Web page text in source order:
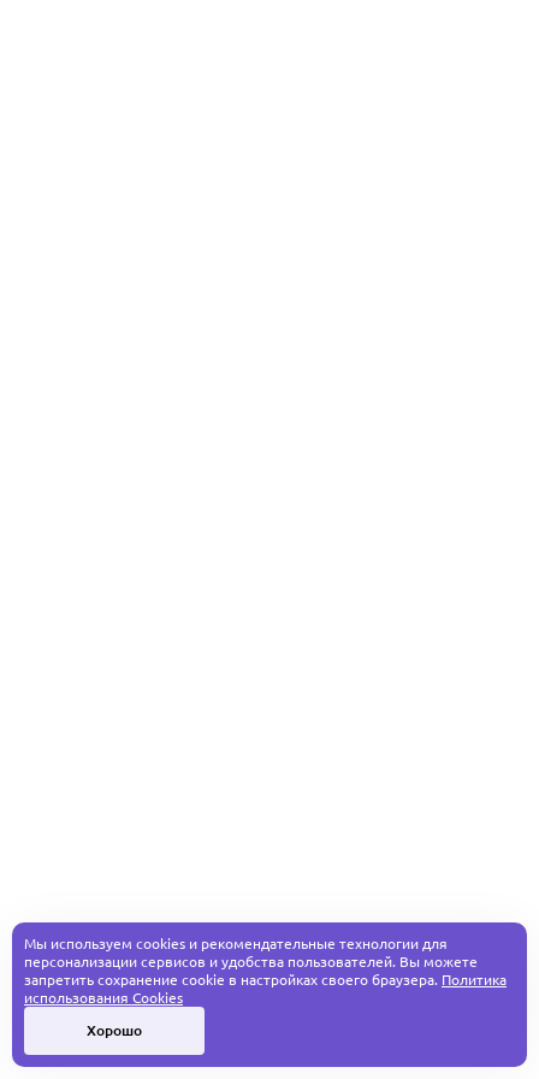
Мы используем cookies и рекомендательные технологии для
персонализации сервисов и удобства пользователей. Вы можете
запретить сохранение cookie в настройках своего браузера. Политика
использования Cookies
Хорошо